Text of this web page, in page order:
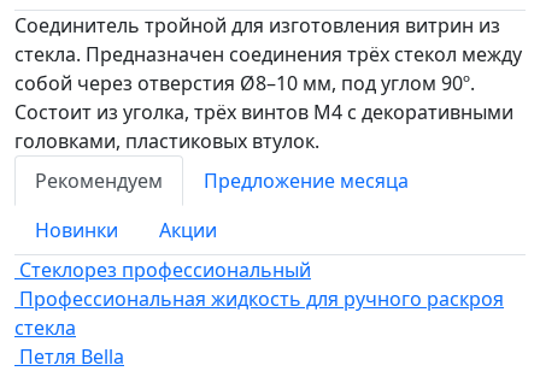
Соединитель тройной для изготовления витрин из
стекла. Предназначен соединения трёх стекол между
собой через отверстия Ø8–10 мм, под углом 90º.
Состоит из уголка, трёх винтов М4 с декоративными
головками, пластиковых втулок.
Рекомендуем
Предложение месяца
Новинки
Акции
Стеклорез профессиональный
Профессиональная жидкость для ручного раскроя
стекла
Петля Bella